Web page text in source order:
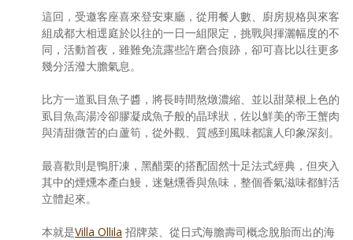
這回，受邀客座喜來登安東廳，從用餐人數、廚房規格與來客
組成都大相逕庭於以往的一日一組限定，挑戰與揮灑幅度的不
同，活動首夜，雖難免流露些許磨合痕跡，卻可喜比以往更多
幾分活潑大膽氣息。
比方一道虱目魚子醬，將長時間熬燉濃縮、並以甜菜根上色的
虱目魚高湯冷卻膠凝成魚子般的晶球狀，佐以鮮美的帝王蟹肉
與清甜微苦的白蘆筍，從外觀、質感到風味都讓人印象深刻。
最喜歡則是鴨肝凍，黑醋栗的搭配固然十足法式經典，但夾入
其中的煙燻本產白鰻，迷魅燻香與魚味，整個香氣滋味都鮮活
立體起來。
本就是Villa Ollila 招牌菜、從日式海膽壽司概念脫胎而出的海